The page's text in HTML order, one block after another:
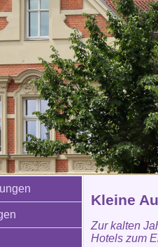
Kleine
Zur kalten
Hotels zum